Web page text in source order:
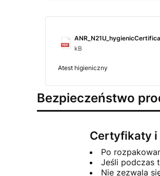
kB
Atest higieniczny
Bezpieczeństwo
Certyfikaty i
Po
Jeśli podczas
Nie zezwala